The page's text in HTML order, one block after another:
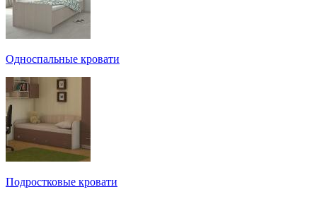
Односпальные кровати
Подростковые кровати